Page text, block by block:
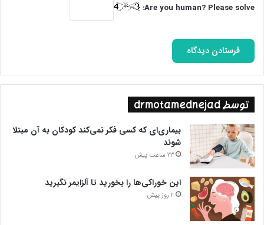
Are you human? Please solve:
توسط drmotamednejad
بیماری‌ای که کسی فکر نمی‌کند کودکان به آن مبتلا
شوند
23 ساعت پیش
این خوراکی‌ها را بخورید تا آلزایمر نگیرید
2 روز پیش